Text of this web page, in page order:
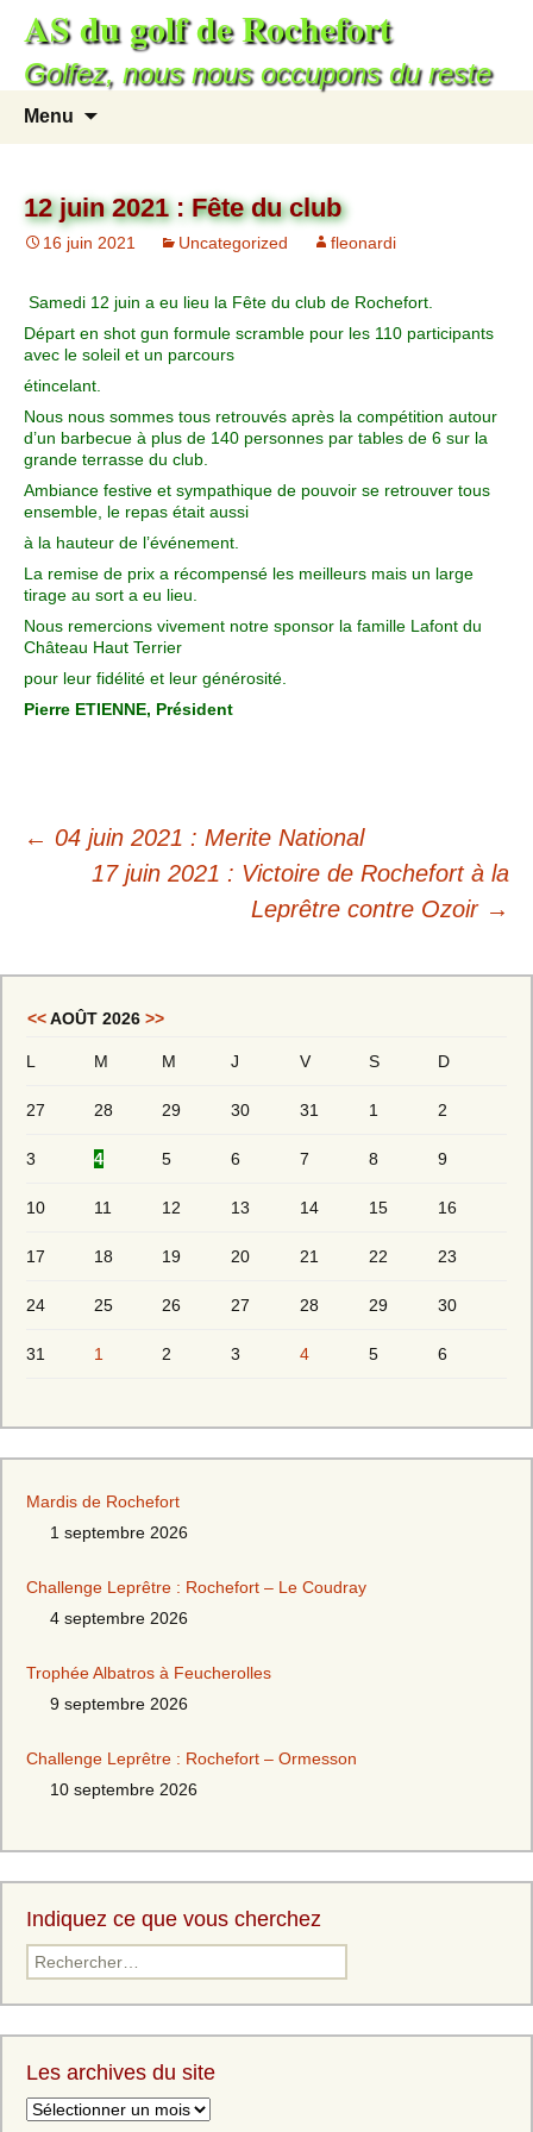
AS du golf de Rochefort
Golfez, nous nous occupons du reste
Menu
12 juin 2021 : Fête du club
16 juin 2021 Uncategorized fleonardi
Samedi 12 juin a eu lieu la Fête du club de Rochefort.
Départ en shot gun formule scramble pour les 110 participants
avec le soleil et un parcours
étincelant.
Nous nous sommes tous retrouvés après la compétition autour
d’un barbecue à plus de 140 personnes par tables de 6 sur la
grande terrasse du club.
Ambiance festive et sympathique de pouvoir se retrouver tous
ensemble, le repas était aussi
à la hauteur de l’événement.
La remise de prix a récompensé les meilleurs mais un large
tirage au sort a eu lieu.
Nous remercions vivement notre sponsor la famille Lafont du
Château Haut Terrier
pour leur fidélité et leur générosité.
Pierre ETIENNE, Président
← 04 juin 2021 : Merite National
17 juin 2021 : Victoire de Rochefort à la
Leprêtre contre Ozoir →
<<AOÛT 2026 >>
L M M J V S D
27 28 29 30 31 1 2
3 4 5 6 7 8 9
10 11 12 13 14 15 16
17 18 19 20 21 22 23
24 25 26 27 28 29 30
31 1 2 3 4 5 6
Mardis de Rochefort
1 septembre 2026
Challenge Leprêtre : Rochefort – Le Coudray
4 septembre 2026
Trophée Albatros à Feucherolles
9 septembre 2026
Challenge Leprêtre : Rochefort – Ormesson
10 septembre 2026
Indiquez ce que vous cherchez
Les archives du site